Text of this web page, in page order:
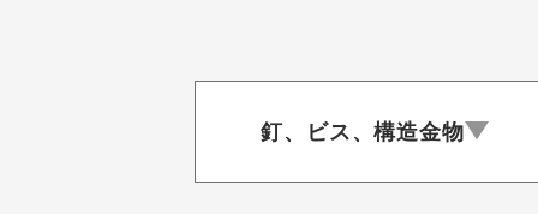
釘、ビス、構造金物